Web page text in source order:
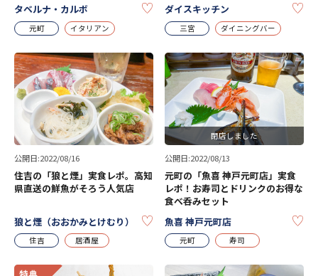
タベルナ・カルボ
KEEP
元町 イタリアン
ダイスキッチン
三宮 ダイニングバー
公開日:2022/08/16
住吉の「狼と煙」実食レポ。高知
県直送の鮮魚がそろう人気店
狼と煙（おおかみとけむり） KEEP
住吉 居酒屋
閉店しました
公開日:2022/08/13
元町の「魚喜 神戸元町店」実食
レポ！お寿司とドリンクのお得な
食べ呑みセット
魚喜 神戸元町店
元町 寿司